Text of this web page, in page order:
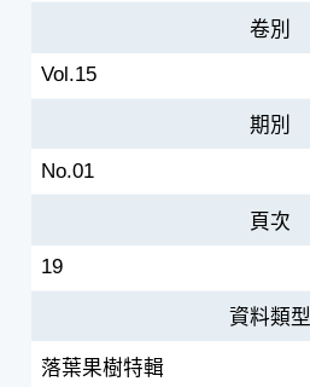
卷別
Vol.15
期別
No.01
頁次
19
資料類型
落葉果樹特輯